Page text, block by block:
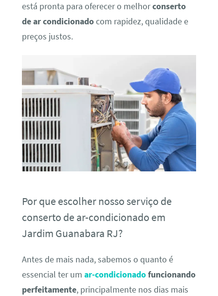
está pronta para oferecer o melhorconserto
de ar condicionadocom rapidez, qualidade e
preços justos.
Por que escolher nosso serviço de
conserto de ar-condicionado em
Jardim Guanabara RJ?
Antes de mais nada, sabemos o quanto é
essencial ter um ar-condicionadofuncionando
perfeitamente, principalmente nos dias mais